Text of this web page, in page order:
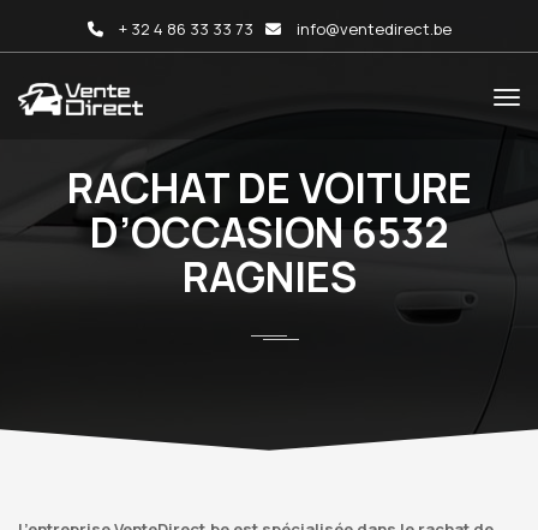
+ 32 4 86 33 33 73 info@ventedirect.be
RACHAT DE VOITURE
D’OCCASION 6532
RAGNIES